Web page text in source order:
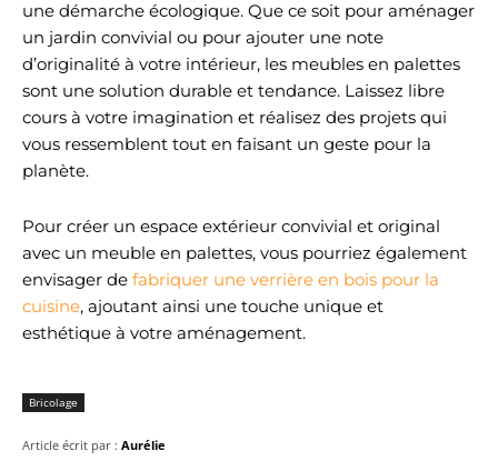
une démarche écologique. Que ce soit pour aménager
un jardin convivial ou pour ajouter une note
d’originalité à votre intérieur, les meubles en palettes
sont une solution durable et tendance. Laissez libre
cours à votre imagination et réalisez des projets qui
vous ressemblent tout en faisant un geste pour la
planète.
Pour créer un espace extérieur convivial et original
avec un meuble en palettes, vous pourriez également
envisager de fabriquer une verrière en bois pour la
cuisine, ajoutant ainsi une touche unique et
esthétique à votre aménagement.
Bricolage
Article écrit par : Aurélie